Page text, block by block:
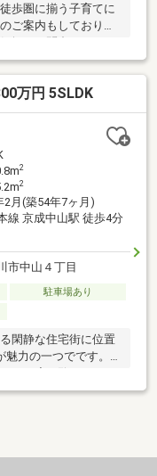
歩圏に揃う子育てに
ご案内もしておりま
万円 5SLDK
2
2
2月(築54年7ヶ月)
線 京成中山駅 徒歩4分
市中山４丁目
駐車場あり
閑静な住宅街に位置
力の一つでです。建